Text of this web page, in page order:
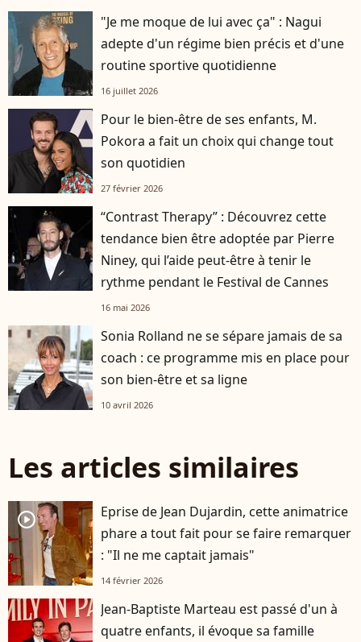
"Je me moque de lui avec ça" : Nagui
adepte d'un régime bien précis et d'une
routine sportive quotidienne
16 juillet 2026
Pour le bien-être de ses enfants, M.
Pokora a fait un choix qui change tout
son quotidien
27 février 2026
“Contrast Therapy” : Découvrez cette
tendance bien être adoptée par Pierre
Niney, qui l’aide peut-être à tenir le
rythme pendant le Festival de Cannes
16 mai 2026
Sonia Rolland ne se sépare jamais de sa
coach : ce programme mis en place pour
son bien-être et sa ligne
10 avril 2026
Les articles similaires
player2
Eprise de Jean Dujardin, cette animatrice
phare a tout fait pour se faire remarquer
: "Il ne me captait jamais"
14 février 2026
Jean-Baptiste Marteau est passé d'un à
quatre enfants, il évoque sa famille